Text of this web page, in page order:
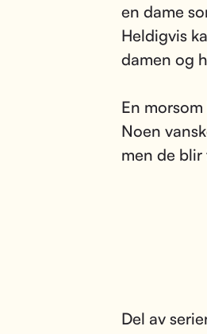
en dame
Heldigvis
damen og
En morsom
Noen
men de
Del av